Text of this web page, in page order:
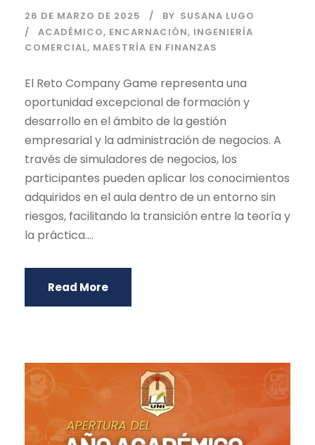
26 DE MARZO DE 2025 BY SUSANA LUGO
ACADÉMICO, ENCARNACIÓN, INGENIERÍA
COMERCIAL, MAESTRÍA EN FINANZAS
El Reto Company Game representa una
oportunidad excepcional de formación y
desarrollo en el ámbito de la gestión
empresarial y la administración de negocios. A
través de simuladores de negocios, los
participantes pueden aplicar los conocimientos
adquiridos en el aula dentro de un entorno sin
riesgos, facilitando la transición entre la teoría y
la práctica....
Read More